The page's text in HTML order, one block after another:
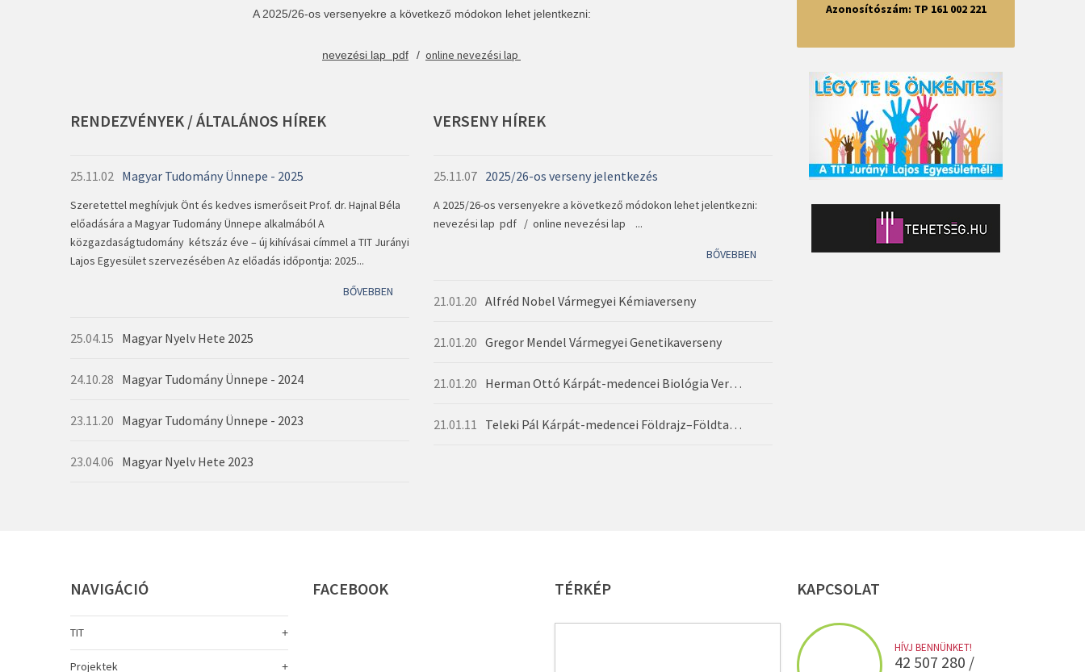
A 2025/26-os versenyekre a következő módokon lehet jelentkezni:
nevezési lap pdf / online nevezési lap
RENDEZVÉNYEK /ÁLTALÁNOS HÍREK
25.11.02 Magyar Tudomány Ünnepe - 2025
Szeretettel meghívjuk Önt és kedves ismerőseit Prof. dr. Hajnal Béla
előadására a Magyar Tudomány Ünnepe alkalmából A
közgazdaságtudomány kétszáz éve – új kihívásai címmel a TIT Jurányi
Lajos Egyesület szervezésében Az előadás időpontja: 2025...
BŐVEBBEN
25.04.15 Magyar Nyelv Hete 2025
24.10.28 Magyar Tudomány Ünnepe - 2024
23.11.20 Magyar Tudomány Ünnepe - 2023
23.04.06 Magyar Nyelv Hete 2023
VERSENY HÍREK
25.11.07 2025/26-os verseny jelentkezés
A 2025/26-os versenyekre a következő módokon lehet jelentkezni:
nevezési lap pdf / online nevezési lap ...
BŐVEBBEN
21.01.20 Alfréd Nobel Vármegyei Kémiaverseny
21.01.20 Gregor Mendel Vármegyei Genetikaverseny
21.01.20 Herman Ottó Kárpát-medencei Biológia Verseny
21.01.11 Teleki Pál Kárpát-medencei Földrajz–Földtan Verseny
Azonosítószám: TP 161 002 221
NAVIGÁCIÓ
TIT
Projektek
FACEBOOK TÉRKÉP KAPCSOLAT
HÍVJ BENNÜNKET!
42 507 280 /